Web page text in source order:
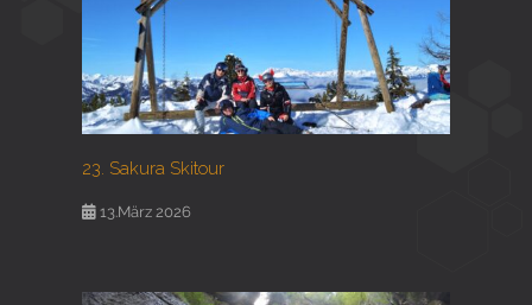
23. Sakura Skitour
13.März 2026